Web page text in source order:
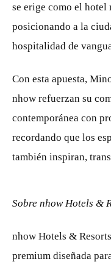
se erige como el
posicionando a la
hospitalidad de
Con esta apuesta,
nhow refuerzan su
contemporánea con
recordando que los
también inspiran,
Sobre nhow Hotels &
nhow Hotels &
premium diseñada